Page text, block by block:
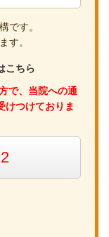
です。
す。
こちら
で、当院への通
けつけておりま